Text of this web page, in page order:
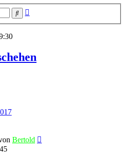
Suche
Bertold